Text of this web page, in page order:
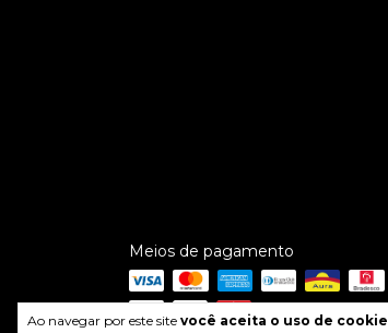
Ao navegar por este site você aceita o uso de
Meios de pagamento